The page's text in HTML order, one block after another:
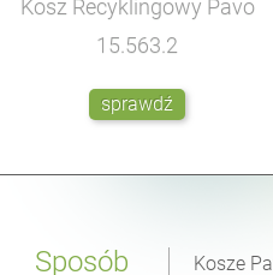
Kosz Recyklingowy Pavo
15.563.2
sprawdź
Sposób
Kosze